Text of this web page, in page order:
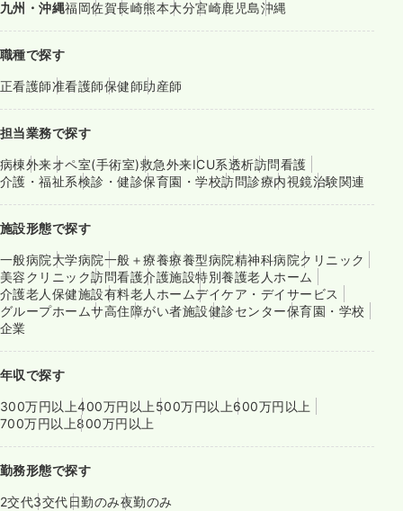
九州・沖縄福岡佐賀長崎熊本大分宮崎鹿児島沖縄
職種で探す
正看護師准看護師保健師助産師
担当業務で探す
病棟外来オペ室(手術室)救急外来ICU系透析訪問看護
介護・福祉系検診・健診保育園・学校訪問診療内視鏡治験関連
施設形態で探す
一般病院大学病院一般＋療養療養型病院精神科病院クリニック
美容クリニック訪問看護介護施設特別養護老人ホーム
介護老人保健施設有料老人ホームデイケア・デイサービス
グループホームサ高住障がい者施設健診センター保育園・学校
企業
年収で探す
300万円以上400万円以上 500万円以上600万円以上
700万円以上800万円以上
勤務形態で探す
2交代3交代日勤のみ夜勤のみ